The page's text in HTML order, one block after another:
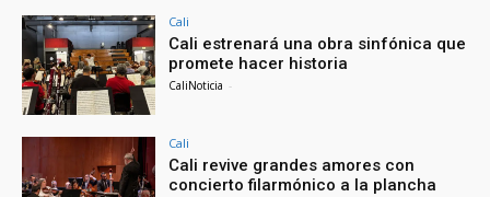
Cali
Cali estrenará una obra sinfónica que
promete hacer historia
CaliNoticia -
Cali
Cali revive grandes amores con
concierto filarmónico a la plancha